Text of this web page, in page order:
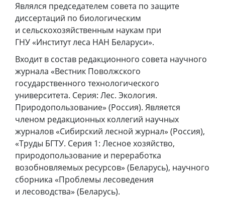
Являлся председателем совета по защите
диссертаций по биологическим
и сельскохозяйственным наукам при
ГНУ «Институт леса НАН Беларуси».
Входит в состав редакционного совета научного
журнала «Вестник Поволжского
государственного технологического
университета. Серия: Лес. Экология.
Природопользование» (Россия). Является
членом редакционных коллегий научных
журналов «Сибирский лесной журнал» (Россия),
«Труды БГТУ. Серия 1: Лесное хозяйство,
природопользование и переработка
возобновляемых ресурсов» (Беларусь), научного
сборника «Проблемы лесоведения
и лесоводства» (Беларусь).